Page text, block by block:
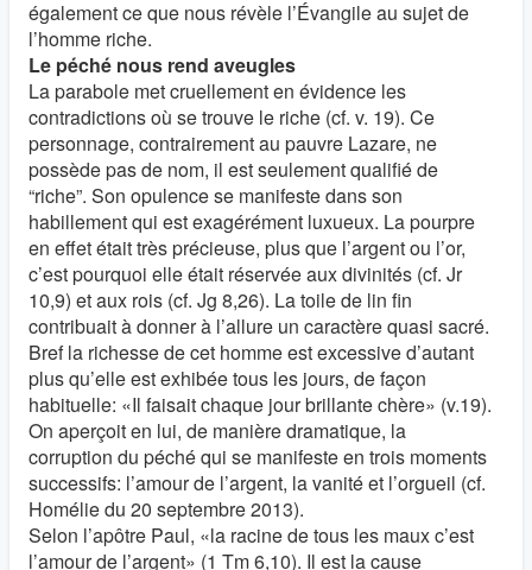
également ce que nous révèle l’Évangile au sujet de
l’homme riche.
Le péché nous rend aveugles
La parabole met cruellement en évidence les
contradictions où se trouve le riche (cf. v. 19). Ce
personnage, contrairement au pauvre Lazare, ne
possède pas de nom, il est seulement qualifié de
“riche”. Son opulence se manifeste dans son
habillement qui est exagérément luxueux. La pourpre
en effet était très précieuse, plus que l’argent ou l’or,
c’est pourquoi elle était réservée aux divinités (cf. Jr
10,9) et aux rois (cf. Jg 8,26). La toile de lin fin
contribuait à donner à l’allure un caractère quasi sacré.
Bref la richesse de cet homme est excessive d’autant
plus qu’elle est exhibée tous les jours, de façon
habituelle: «Il faisait chaque jour brillante chère» (v.19).
On aperçoit en lui, de manière dramatique, la
corruption du péché qui se manifeste en trois moments
successifs: l’amour de l’argent, la vanité et l’orgueil (cf.
Homélie du 20 septembre 2013).
Selon l’apôtre Paul, «la racine de tous les maux c’est
l’amour de l’argent» (1 Tm 6,10). Il est la cause